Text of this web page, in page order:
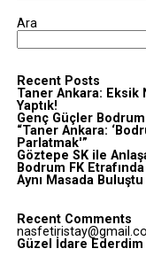
Ara
Recent Posts
Taner Ankara: Eksik
Yaptık!
Genç Güçler Bodrum
“Taner Ankara:
Parlatmak'”
Göztepe SK ile
Bodrum FK
Aynı Masada Buluştu
Recent Comments
Güzel İdare Ederdim